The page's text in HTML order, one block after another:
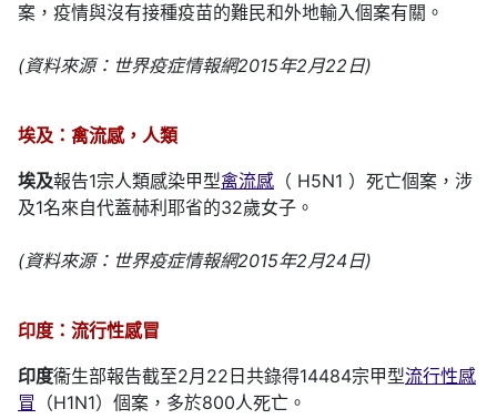
案，疫情與沒有接種疫苗的難民和外地輸入個案有關。
(資料來源：世界疫症情報網2015年2月22日)
埃及：禽流感，人類
埃及報告1宗人類感染甲型禽流感 （ H5N1 ）死亡個案，涉
及1名來自代蓋赫利耶省的32歲女子。
(資料來源：世界疫症情報網2015年2月24日)
印度：流行性感冒
印度衞生部報告截至2月22日共錄得14484宗甲型流行性感
冒 （H1N1）個案，多於800人死亡。